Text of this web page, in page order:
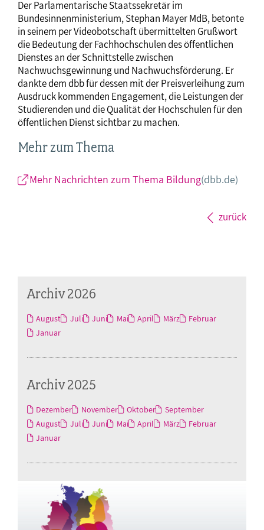
Der Parlamentarische Staatssekretär im
Bundesinnenministerium, Stephan Mayer MdB, betonte
in seinem per Videobotschaft übermittelten Grußwort
die Bedeutung der Fachhochschulen des öffentlichen
Dienstes an der Schnittstelle zwischen
Nachwuchsgewinnung und Nachwuchsförderung. Er
dankte dem dbb für dessen mit der Preisverleihung zum
Ausdruck kommenden Engagement, die Leistungen der
Studierenden und die Qualität der Hochschulen für den
öffentlichen Dienst sichtbar zu machen.
Mehr zum Thema
Mehr Nachrichten zum Thema Bildung(dbb.de)
zurück
Archiv 2026
August Juli Juni Mai April März
Februar
Januar
Archiv 2025
Dezember November Oktober
September
August
Juli Juni Mai April März
Februar
Januar